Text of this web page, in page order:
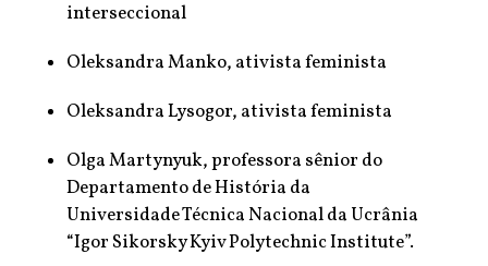
interseccional
Oleksandra Manko, ativista feminista
Oleksandra Lysogor, ativista feminista
Olga Martynyuk, professora sênior do
Departamento de História da
Universidade Técnica Nacional da Ucrânia
“Igor Sikorsky Kyiv Polytechnic Institute”.